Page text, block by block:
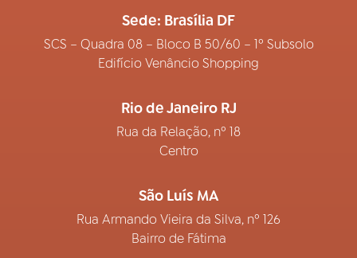
Sede: Brasília DF
SCS – Quadra 08 – Bloco B 50/60 – 1º Subsolo
Edifício Venâncio Shopping
Rio de Janeiro RJ
Rua da Relação, nº 18
Centro
São Luís MA
Rua Armando Vieira da Silva, nº 126
Bairro de Fátima